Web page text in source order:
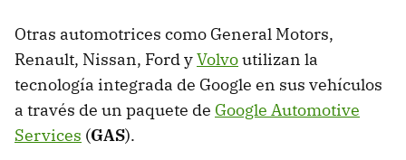
Otras automotrices como General Motors,
Renault, Nissan, Ford yVolvoutilizan la
tecnología integrada de Google en sus vehículos
a través de un paquete de Google Automotive
Services (GAS).